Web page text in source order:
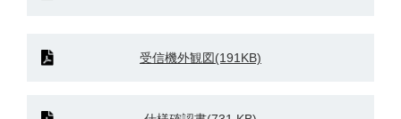
受信機外観図(191KB)